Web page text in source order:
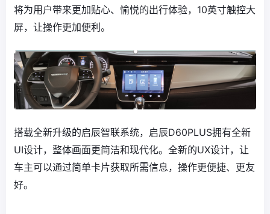
将为用户带来更加贴心、愉悦的出行体验，10英寸触控大
屏，让操作更加便利。
搭载全新升级的启辰智联系统，启辰D60PLUS拥有全新
UI设计，整体画面更简洁和现代化。全新的UX设计，让
车主可以通过简单卡片获取所需信息，操作更便捷、更友
好。